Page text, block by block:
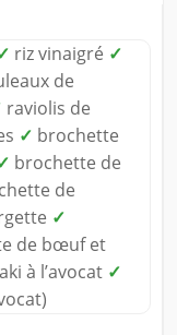
riz vinaigré ✓
de
raviolis de
✓ brochette
brochette de
de
✓
de bœuf et
à l’avocat ✓